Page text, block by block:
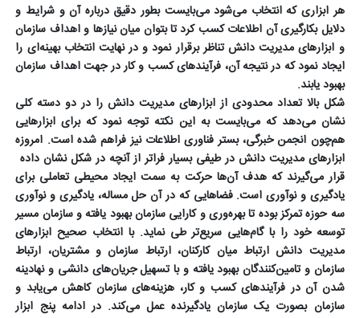
هر ابزاری که انتخاب می‌شود می‌بایست بطور دقیق درباره آن و شرایط و
دلایل بکارگیری آن اطلاعات کسب کرد تا بتوان میان نیازها و اهداف سازمان
و ابزارهای مدیریت دانش تناظر برقرار نمود و در نهایت انتخاب بهینه‌ای را
ایجاد نمود که در نتیجه آن، فرآیندهای کسب و کار در جهت اهداف سازمان
بهبود یابند.
شکل بالا تعداد محدودی از ابزارهای مدیریت دانش را در دو دسته کلی
نشان می‌دهد که می‌بایست به این نکته توجه نمود که برای ابزارهایی
هم‌چون انجمن خبرگی، بستر فناوری اطلاعات نیز فراهم شده است. امروزه
ابزارهای مدیریت دانش در طیفی بسیار فراتر از آنچه در شکل نشان داده
قرار می‌گیرند که هدف آن‌ها حرکت به سمت ایجاد محیطی تعاملی برای
یادگیری و نوآوری است. فضاهایی که در آن حل مساله، یادگیری و نوآوری
سه حوزه تمرکز بوده تا بهره‌وری و کارایی سازمان بهبود یافته و سازمان مسیر
توسعه خود را با گام‌هایی سریع‌تر طی نماید. با انتخاب صحیح ابزارهای
مدیریت دانش ارتباط میان کارکنان، ارتباط سازمان و مشتریان، ارتباط
سازمان و تامین‌کنندگان بهبود یافته و با تسهیل جریان‌های دانشی و نهادینه
شدن آن در فرآیندهای کسب و کار، هزینه‌های سازمان کاهش می‌یابد و
سازمان بصورت یک سازمان یادگیرنده عمل می‌کند. در ادامه پنج ابزار